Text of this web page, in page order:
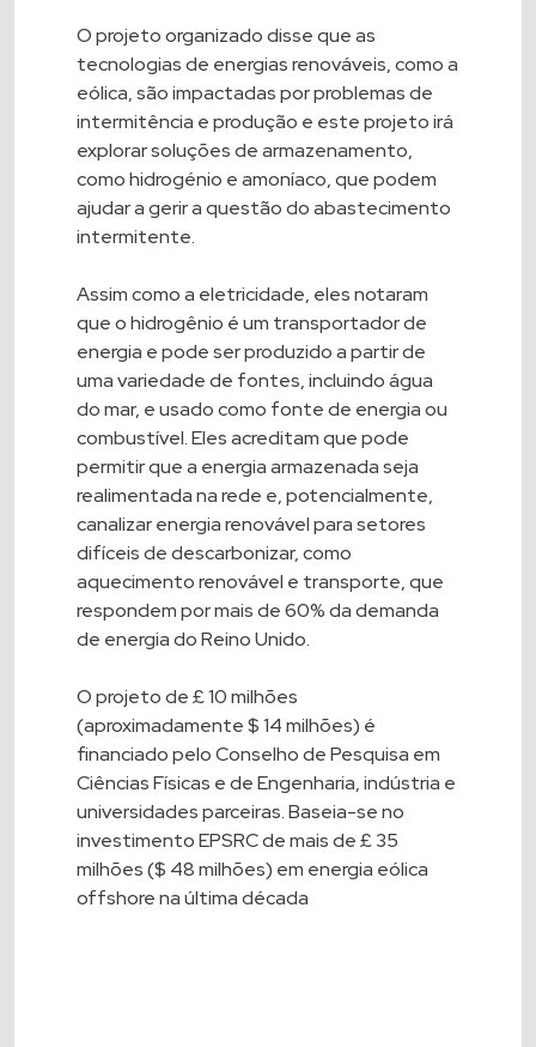
O projeto organizado disse que as
tecnologias de energias renováveis, como a
eólica, são impactadas por problemas de
intermitência e produção e este projeto irá
explorar soluções de armazenamento,
como hidrogénio e amoníaco, que podem
ajudar a gerir a questão do abastecimento
intermitente.
Assim como a eletricidade, eles notaram
que o hidrogênio é um transportador de
energia e pode ser produzido a partir de
uma variedade de fontes, incluindo água
do mar, e usado como fonte de energia ou
combustível. Eles acreditam que pode
permitir que a energia armazenada seja
realimentada na rede e, potencialmente,
canalizar energia renovável para setores
difíceis de descarbonizar, como
aquecimento renovável e transporte, que
respondem por mais de 60% da demanda
de energia do Reino Unido.
O projeto de £ 10 milhões
(aproximadamente $ 14 milhões) é
financiado pelo Conselho de Pesquisa em
Ciências Físicas e de Engenharia, indústria e
universidades parceiras. Baseia-se no
investimento EPSRC de mais de £ 35
milhões ($ 48 milhões) em energia eólica
offshore na última década